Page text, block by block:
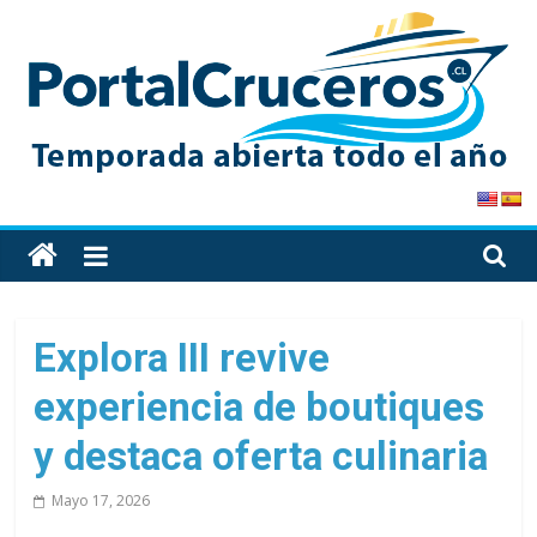
content
PortalCruceros
Toda
la
de
cruceros
en
solo
sitio
Explora III revive
experiencia de boutiques
y destaca oferta culinaria
Mayo 17, 2026